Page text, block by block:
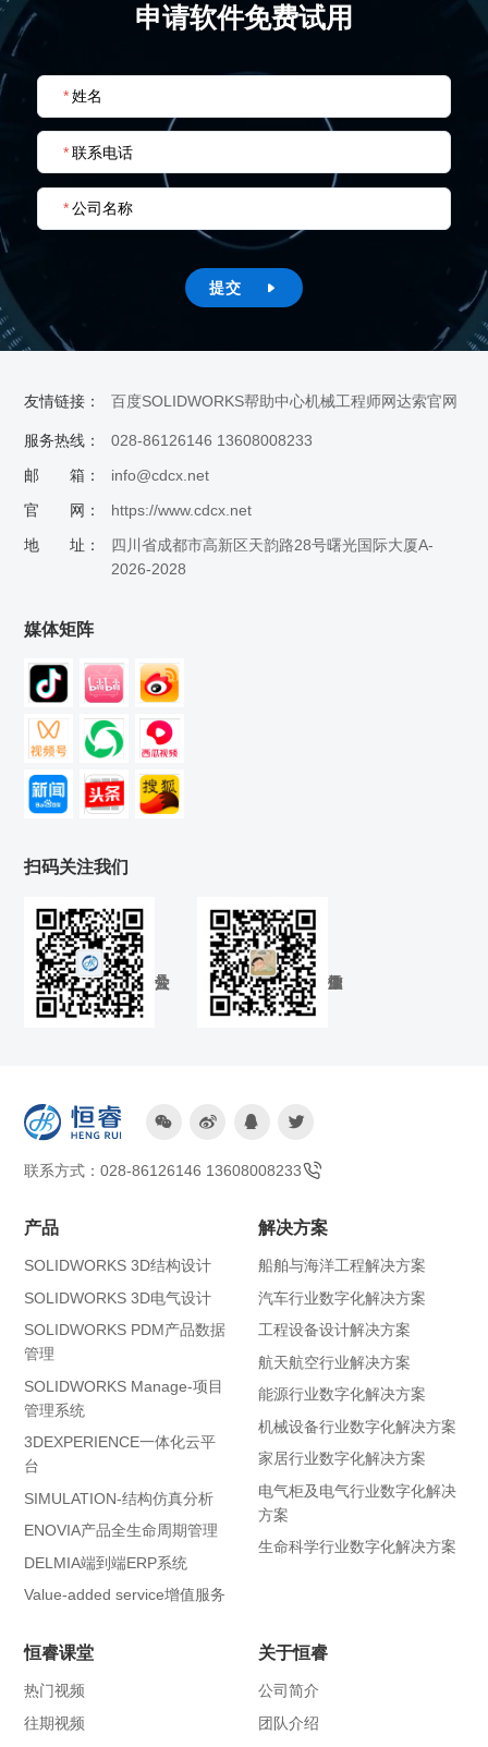
申请软件免费试用
* 姓名
* 联系电话
* 公司名称
提交 
友情链接： 百度SOLIDWORKS帮助中心机械工程师网达索官网
服务热线：
028-86126146 13608008233
邮 箱：
info@cdcx.net
官 网：
https://www.cdcx.net
地 址：
四川省成都市高新区天韵路28号曙光国际大厦A-
2026-2028
媒体矩阵
扫码关注我们
   
联系方式：028-86126146 13608008233
产品
SOLIDWORKS 3D结构设计
SOLIDWORKS 3D电气设计
SOLIDWORKS PDM产品数据
管理
SOLIDWORKS Manage-项目
管理系统
3DEXPERIENCE一体化云平
台
SIMULATION-结构仿真分析
ENOVIA产品全生命周期管理
DELMIA端到端ERP系统
Value-added service增值服务
解决方案
船舶与海洋工程解决方案
汽车行业数字化解决方案
工程设备设计解决方案
航天航空行业解决方案
能源行业数字化解决方案
机械设备行业数字化解决方案
家居行业数字化解决方案
电气柜及电气行业数字化解决
方案
生命科学行业数字化解决方案
恒睿课堂
热门视频
往期视频
关于恒睿
公司简介
团队介绍